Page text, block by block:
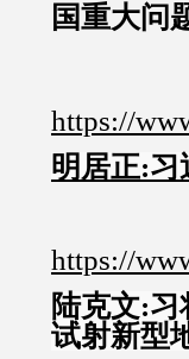
国重大问
https://
明居正:
https://
陆克文:
试射新型